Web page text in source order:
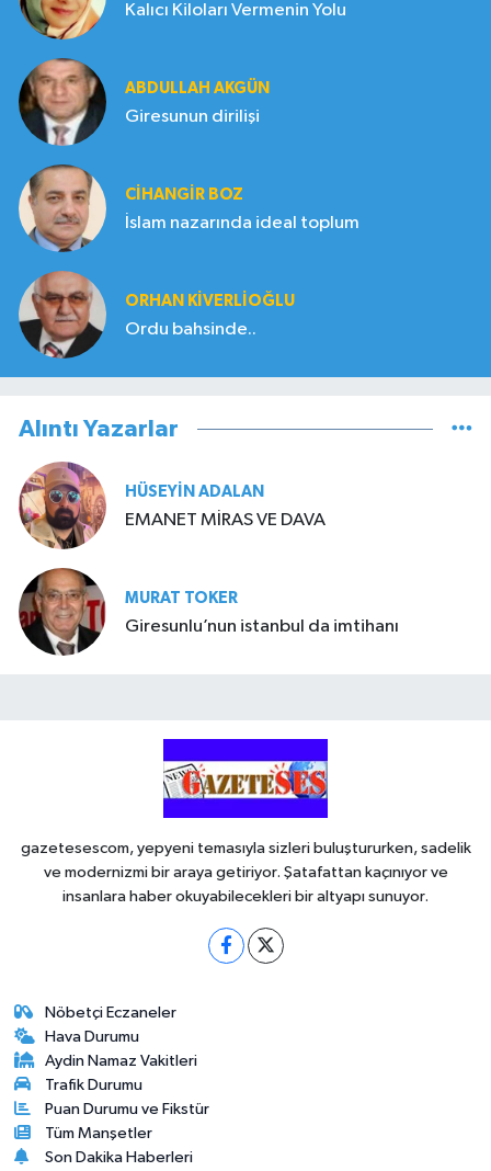
Kalıcı Kiloları Vermenin Yolu
ABDULLAH AKGÜN
Giresunun dirilişi
CIHANGIR BOZ
İslam nazarında ideal toplum
ORHAN KIVERLIOĞLU
Ordu bahsinde..
Alıntı Yazarlar
HÜSEYIN ADALAN
EMANET MİRAS VE DAVA
MURAT TOKER
Giresunlu’nun istanbul da imtihanı
gazetesescom, yepyeni temasıyla sizleri buluştururken, sadelik
ve modernizmi bir araya getiriyor. Şatafattan kaçınıyor ve
insanlara haber okuyabilecekleri bir altyapı sunuyor.
Nöbetçi Eczaneler
Hava Durumu
Aydin Namaz Vakitleri
Trafik Durumu
Puan Durumu ve Fikstür
Tüm Manşetler
Son Dakika Haberleri